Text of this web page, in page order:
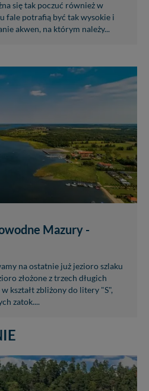
się tak poczuć również w
fale potrafią być tak wysokie i
akwen, na którym należy...
Mazury -
na ostatnie już jezioro szlaku
złożone z trzech długich
kształt zbliżony do litery "S",
zatok....